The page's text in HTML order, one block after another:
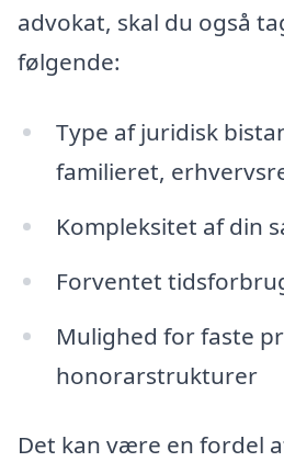
advokat, skal du også
følgende:
Type af juridisk
familieret,
Kompleksitet af din
Forventet
Mulighed for faste
honorarstrukturer
Det kan være en fordel